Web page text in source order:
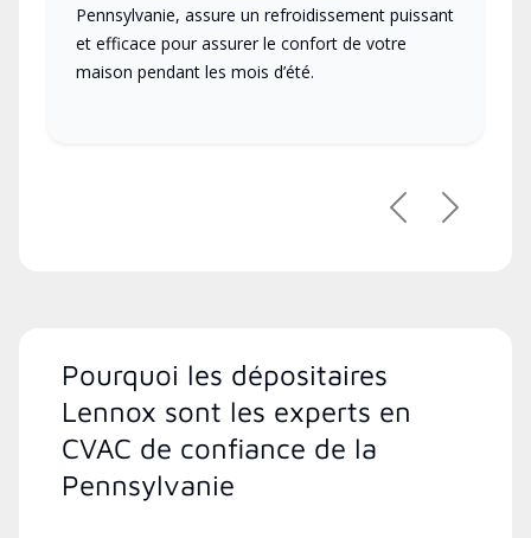
Pennsylvanie, assure un refroidissement puissant
et efficace pour assurer le confort de votre
maison pendant les mois d’été.
PrécédentSuivant
Pourquoi les dépositaires
Lennox sont les experts en
CVAC de confiance de la
Pennsylvanie